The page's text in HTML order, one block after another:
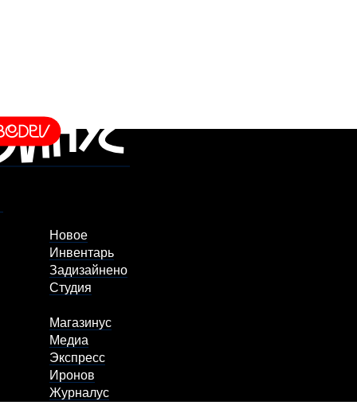
Новое
Инвентарь
Задизайнено
Студия
Магазинус
Медиа
Экспресс
Иронов
Журналус